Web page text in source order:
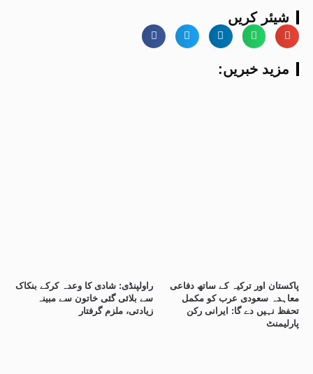
شیئر کریں
:مزید خبریں
راولپنڈی: شادی کا وعدہ کرکے بنکاک
سے بلائی گئی خاتون سے مبینہ
زیادتی، ملزم گرفتار
پاکستان اور ترکیہ کے ساتھ دفاعی
معاہدہ سعودی عرب کو مکمل
تحفظ نہیں دے گا: ایرانی رکن
پارلیمنٹ